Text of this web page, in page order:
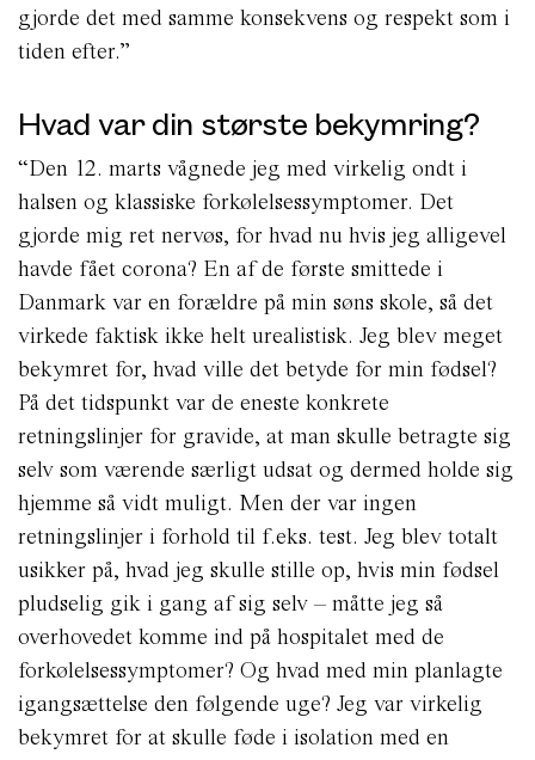
gjorde det med samme konsekvens og respekt som i
tiden efter.”
Hvad var din største bekymring?
“Den 12. marts vågnede jeg med virkelig ondt i
halsen og klassiske forkølelsessymptomer. Det
gjorde mig ret nervøs, for hvad nu hvis jeg alligevel
havde fået corona? En af de første smittede i
Danmark var en forældre på min søns skole, så det
virkede faktisk ikke helt urealistisk. Jeg blev meget
bekymret for, hvad ville det betyde for min fødsel?
På det tidspunkt var de eneste konkrete
retningslinjer for gravide, at man skulle betragte sig
selv som værende særligt udsat og dermed holde sig
hjemme så vidt muligt. Men der var ingen
retningslinjer i forhold til f.eks. test. Jeg blev totalt
usikker på, hvad jeg skulle stille op, hvis min fødsel
pludselig gik i gang af sig selv – måtte jeg så
overhovedet komme ind på hospitalet med de
forkølelsessymptomer? Og hvad med min planlagte
igangsættelse den følgende uge? Jeg var virkelig
bekymret for at skulle føde i isolation med en